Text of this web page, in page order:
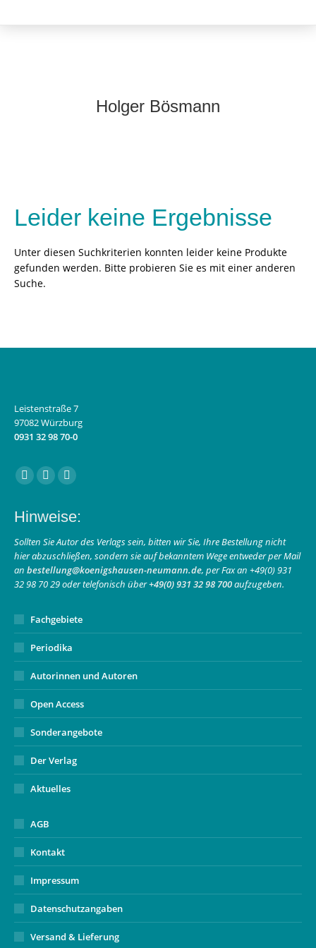
Holger Bösmann
Leider keine Ergebnisse
Unter diesen Suchkriterien konnten leider keine Produkte
gefunden werden. Bitte probieren Sie es mit einer anderen
Suche.
Leistenstraße 7
97082 Würzburg
0931 32 98 70-0
Finden Sie uns auf:
Facebook
opens
in
new
window
Instagram
opens
in
new
window
E-
page
opens
in
new
window
Hinweise:
Sollten Sie Autor des Verlags sein, bitten wir Sie, Ihre Bestellung nicht
hier abzuschließen, sondern sie auf bekanntem Wege entweder per Mail
an bestellung@koenigshausen-neumann.de, per Fax an +49(0) 931
32 98 70 29 oder telefonisch über+49(0) 931 32 98 700aufzugeben.
Fachgebiete
Periodika
Autorinnen und Autoren
Open Access
Sonderangebote
Der Verlag
Aktuelles
AGB
Kontakt
Impressum
Datenschutzangaben
Versand & Lieferung